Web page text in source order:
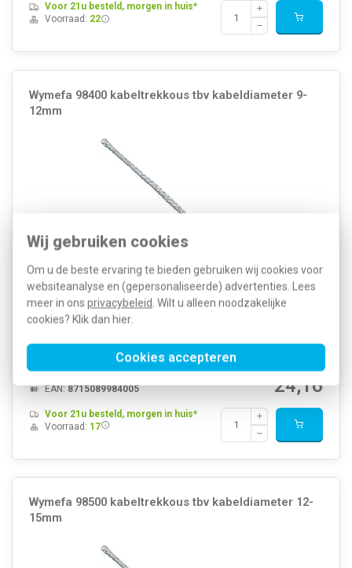
Wij gebruiken cookies
Om u de beste ervaring te bieden gebruiken wij cookies voor
websiteanalyse en (gepersonaliseerde) advertenties. Lees
meer in ons privacybeleid. Wilt u alleen noodzakelijke
cookies? Klik dan hier.
Cookies accepteren
Voor 21u besteld, morgen in huis*
Voorraad: 22
Wymefa 98400 kabeltrekkous tbv kabeldiameter 9-
12mm
Wymefa kabeltrekkous voor het veilig en efficiënt doorvoeren van
kabels en draden door buizen of leidingen. Geschikt voor
kabeldiameters van 9-12 mm. Voorzien van M5-schroefkop voor
59,65
24,16
265678
EAN:8715089984005
Voor 21u besteld, morgen in huis*
Voorraad: 17
Wymefa 98500 kabeltrekkous tbv kabeldiameter 12-
15mm